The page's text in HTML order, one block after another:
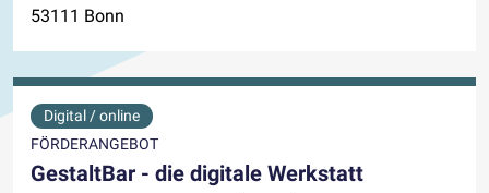
53111 Bonn
Digital / online
FÖRDERANGEBOT
GestaltBar - die digitale Werkstatt